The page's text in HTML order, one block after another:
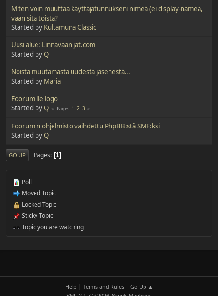
Miten voin muuttaa käyttäjätunnukseni nimeä (ei display-namea,
vaan sitä toista?
Started by Kultamuna Classic
Uusi alue: Linnavaanijat.com
Started by Q
Noista muutamasta uudesta jäsenestä...
Started by Maria
Foorumille logo
Started by Q Pages 1 2 3
Foorumin ohjelmisto vaihdettu PhpBB:stä SMF:ksi
Started by Q
GO UP Pages 1
Poll
Moved Topic
Locked Topic
Sticky Topic
Topic you are watching
Help | Terms and Rules| Go Up ▲